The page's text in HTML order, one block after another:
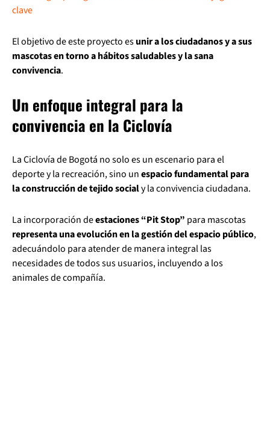
clave
El objetivo de este proyecto esunir a los ciudadanos y a sus
mascotas en torno a hábitos saludables y la sana
convivencia.
Un enfoque integral para la
convivencia en la Ciclovía
La Ciclovía de Bogotá no solo es un escenario para el
deporte y la recreación, sino unespacio fundamental para
la construcción de tejido socialy la convivencia ciudadana.
La incorporación deestaciones “Pit Stop” para mascotas
representa una evolución en la gestión del espacio público,
adecuándolo para atender de manera integral las
necesidades de todos sus usuarios, incluyendo a los
animales de compañía.